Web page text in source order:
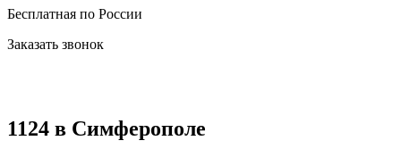
Бесплатная по России
Заказать звонок
1124 в Симферополе